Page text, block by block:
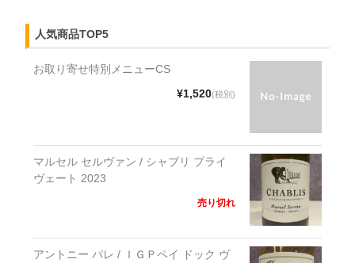
人気商品TOP5
お取り寄せ特別メニューCS
¥1,520(税別)
マルセル セルヴァン / シャブリ プライ
ヴェート 2023
売り切れ
アントニー パレ / ＩＧＰペイ ドック ヴ